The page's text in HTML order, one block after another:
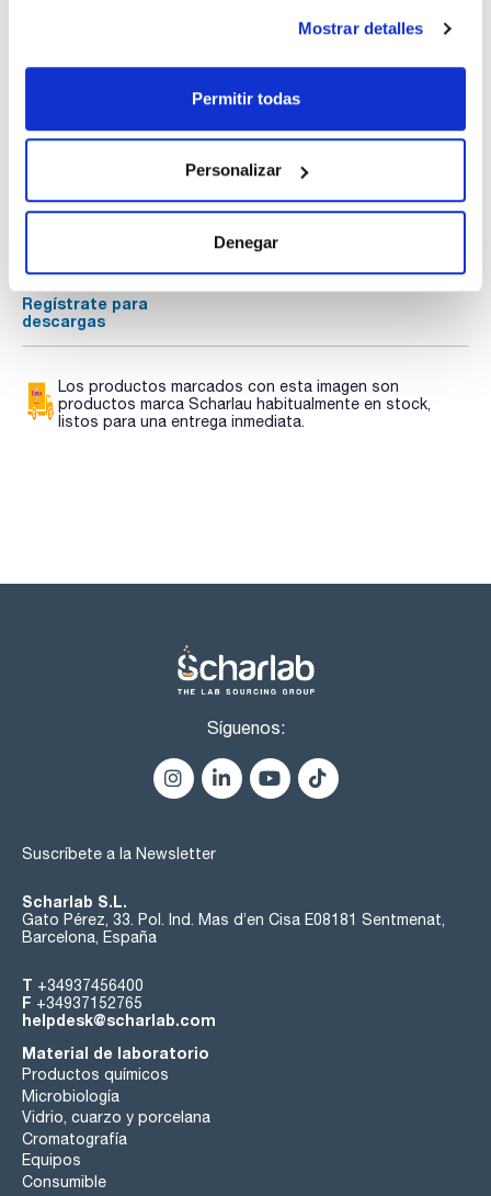
Mostrar detalles
Permitir todas
Personalizar
Denegar
TDS / Ficha técnica
COA
descargas
SDS/ Hoja de seguridad
Regístrate para
descargas
Los productos marcados con esta imagen son
productos marca Scharlau habitualmente en stock,
listos para una entrega inmediata.
Síguenos:
Suscríbete a la Newsletter
Scharlab S.L.
Gato Pérez, 33. Pol. Ind. Mas d’en Cisa E08181 Sentmenat,
Barcelona, España
T +34937456400
F +34937152765
helpdesk@scharlab.com
Material de laboratorio
Productos químicos
Microbiología
Vidrio, cuarzo y porcelana
Cromatografía
Equipos
Consumible